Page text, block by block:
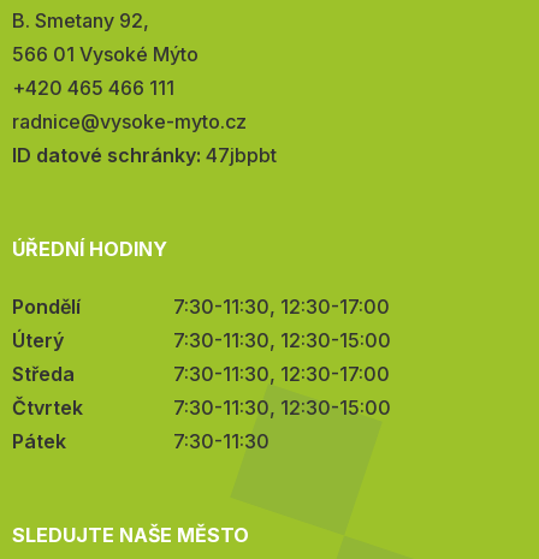
Adresa:
B. Smetany 92,
566 01 Vysoké Mýto
Telefon:
+420 465 466 111
E-
mail:
radnice@vysoke-myto.cz
ID datové schránky: 47jbpbt
ÚŘEDNÍ HODINY
Pondělí
7:30-11:30, 12:30-17:00
Úterý
7:30-11:30, 12:30-15:00
Středa
7:30-11:30, 12:30-17:00
Čtvrtek
7:30-11:30, 12:30-15:00
Pátek
7:30-11:30
SLEDUJTE NAŠE MĚSTO